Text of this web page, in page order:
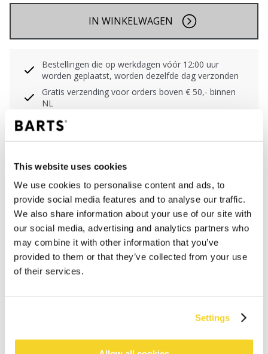
This website uses cookies
We use cookies to personalise content and ads, to
provide social media features and to analyse our traffic.
We also share information about your use of our site with
our social media, advertising and analytics partners who
may combine it with other information that you’ve
provided to them or that they’ve collected from your use
of their services.
Settings
IN WINKELWAGEN
Bestellingen die op werkdagen vóór 12:00 uur
worden geplaatst, worden dezelfde dag verzonden
Gratis verzending voor orders boven € 50,- binnen
NL
Binnen 30 dagen retourneren
BESCHRIJVING
Halter bikinitop in een all-over print
80% gerecycled polyamide/nylon
Uitneembare vulling
Gedraaid detail tussen de cups voor een vrouwelijk
silhouet
Zonder beugel, maar goede ondersteuning